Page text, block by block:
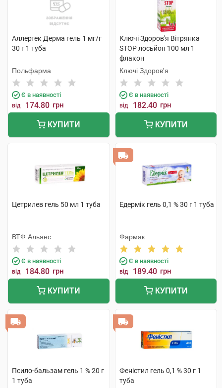
Аллертек Дерма гель 1 мг/г
30 г 1 туба
Польфарма
Є в наявності
від 174.80 грн
КУПИТИ
Ключі Здоров'я Вітрянка
STOP лосьйон 100 мл 1
флакон
Ключі Здоров'я
Є в наявності
від 182.40 грн
КУПИТИ
Цетрилев гель 50 мл 1 туба
ВТФ Альянс
Є в наявності
від 184.80 грн
КУПИТИ
Едермік гель 0,1 % 30 г 1 туба
Фармак
Є в наявності
від 189.40 грн
КУПИТИ
Псило-бальзам гель 1 % 20 г
1 туба
Феністил гель 0,1 % 30 г 1
туба